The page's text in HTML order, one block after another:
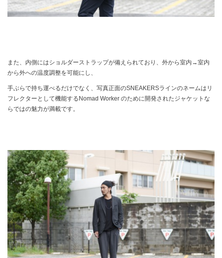
また、内側にはショルダーストラップが備えられており、外から室内→室内
から外への温度調整を可能にし、
手ぶらで持ち運べるだけでなく、写真正面のSNEAKERSラインのネームはリ
フレクターとして機能するNomad Worker のために開発されたジャケットな
らではの魅力が満載です。